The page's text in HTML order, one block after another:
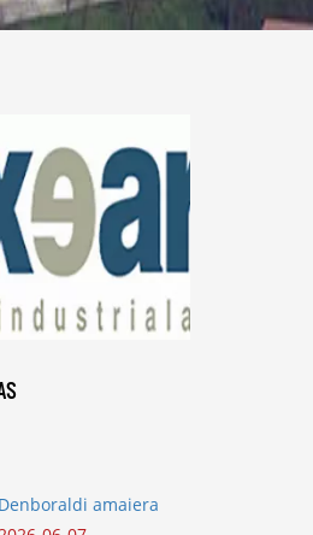
Denboraldi amaiera